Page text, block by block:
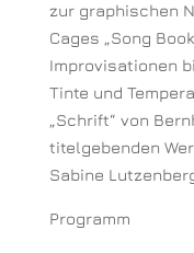
zur graphischen
Cages „Song
Improvisationen
Tinte und
„Schrift“ von
titelgebenden
Sabine
Programm